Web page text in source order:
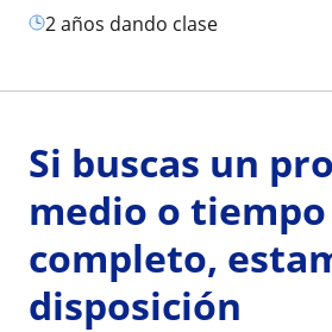
2 años dando clase
Si buscas un
medio o tiempo
completo,
disposición